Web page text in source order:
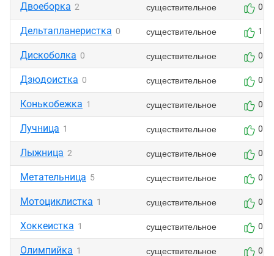
Двоеборка 2 существительное 0
Дельтапланеристка 0 существительное 1
Дискоболка 0 существительное 0
Дзюдоистка 0 существительное 0
Конькобежка 1 существительное 0
Лучница 1 существительное 0
Лыжница 2 существительное 0
Метательница 5 существительное 0
Мотоциклистка 1 существительное 0
Хоккеистка 1 существительное 0
Олимпийка 1 существительное 0